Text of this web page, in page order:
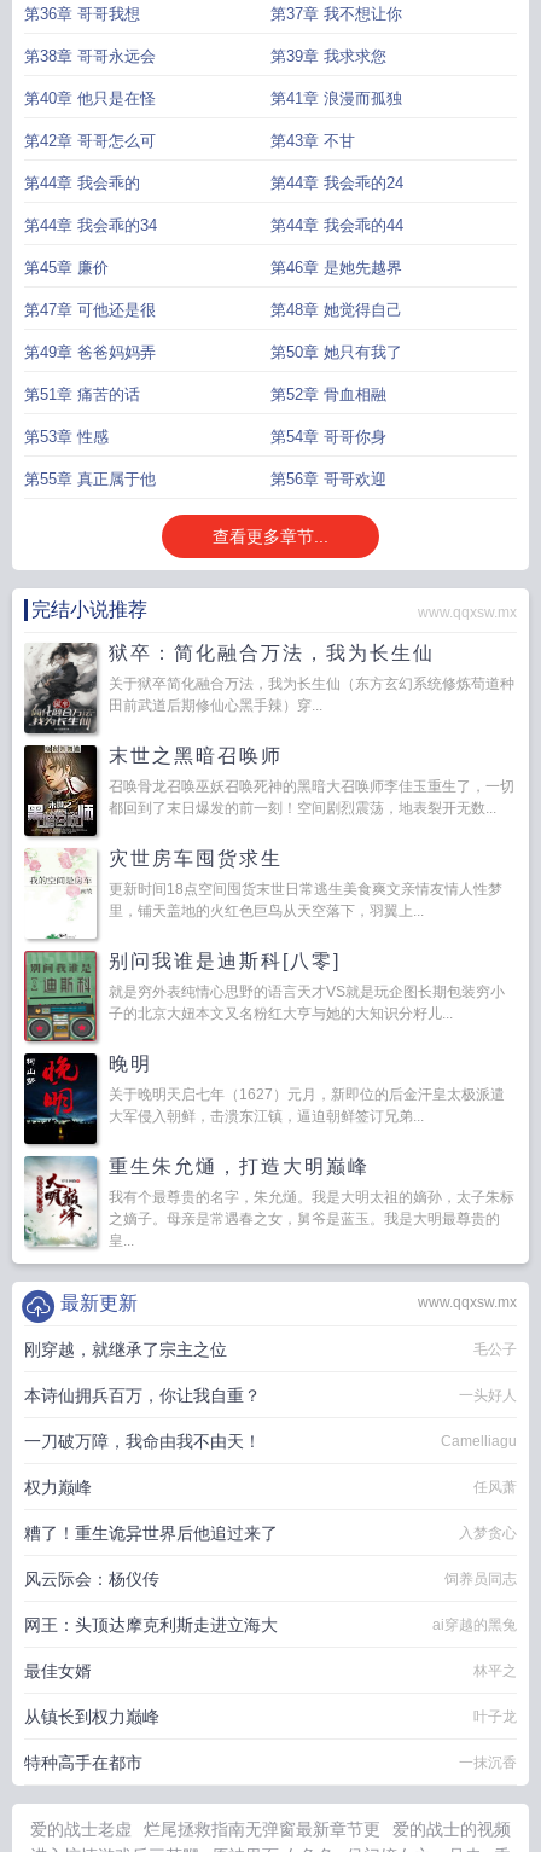
第36章 哥哥我想 第37章 我不想让你
第38章 哥哥永远会 第39章 我求求您
第40章 他只是在怪 第41章 浪漫而孤独
第42章 哥哥怎么可 第43章 不甘
第44章 我会乖的 第44章 我会乖的24
第44章 我会乖的34 第44章 我会乖的44
第45章 廉价 第46章 是她先越界
第47章 可他还是很 第48章 她觉得自己
第49章 爸爸妈妈弄 第50章 她只有我了
第51章 痛苦的话 第52章 骨血相融
第53章 性感 第54章 哥哥你身
第55章 真正属于他 第56章 哥哥欢迎
查看更多章节...
完结小说推荐 www.qqxsw.mx
狱卒：简化融合万法，我为长生仙
关于狱卒简化融合万法，我为长生仙（东方玄幻系统修炼苟道种
田前武道后期修仙心黑手辣）穿...
末世之黑暗召唤师
召唤骨龙召唤巫妖召唤死神的黑暗大召唤师李佳玉重生了，一切
都回到了末日爆发的前一刻！空间剧烈震荡，地表裂开无数...
灾世房车囤货求生
更新时间18点空间囤货末世日常逃生美食爽文亲情友情人性梦
里，铺天盖地的火红色巨鸟从天空落下，羽翼上...
别问我谁是迪斯科[八零]
就是穷外表纯情心思野的语言天才VS就是玩企图长期包装穷小
子的北京大妞本文又名粉红大亨与她的大知识分籽儿...
晚明
关于晚明天启七年（1627）元月，新即位的后金汗皇太极派遣
大军侵入朝鲜，击溃东江镇，逼迫朝鲜签订兄弟...
重生朱允熥，打造大明巅峰
我有个最尊贵的名字，朱允熥。我是大明太祖的嫡孙，太子朱标
之嫡子。母亲是常遇春之女，舅爷是蓝玉。我是大明最尊贵的
皇...
www.qqxsw.mx
最新更新
刚穿越，就继承了宗主之位 毛公子
本诗仙拥兵百万，你让我自重？ 一头好人
一刀破万障，我命由我不由天！ Camelliagu
权力巅峰 任风萧
糟了！重生诡异世界后他追过来了 入梦贪心
风云际会：杨仪传 饲养员同志
网王：头顶达摩克利斯走进立海大 ai穿越的黑兔
最佳女婿 林平之
从镇长到权力巅峰 叶子龙
特种高手在都市 一抹沉香
爱的战士老虚 烂尾拯救指南无弹窗最新章节更
爱的战士的视频